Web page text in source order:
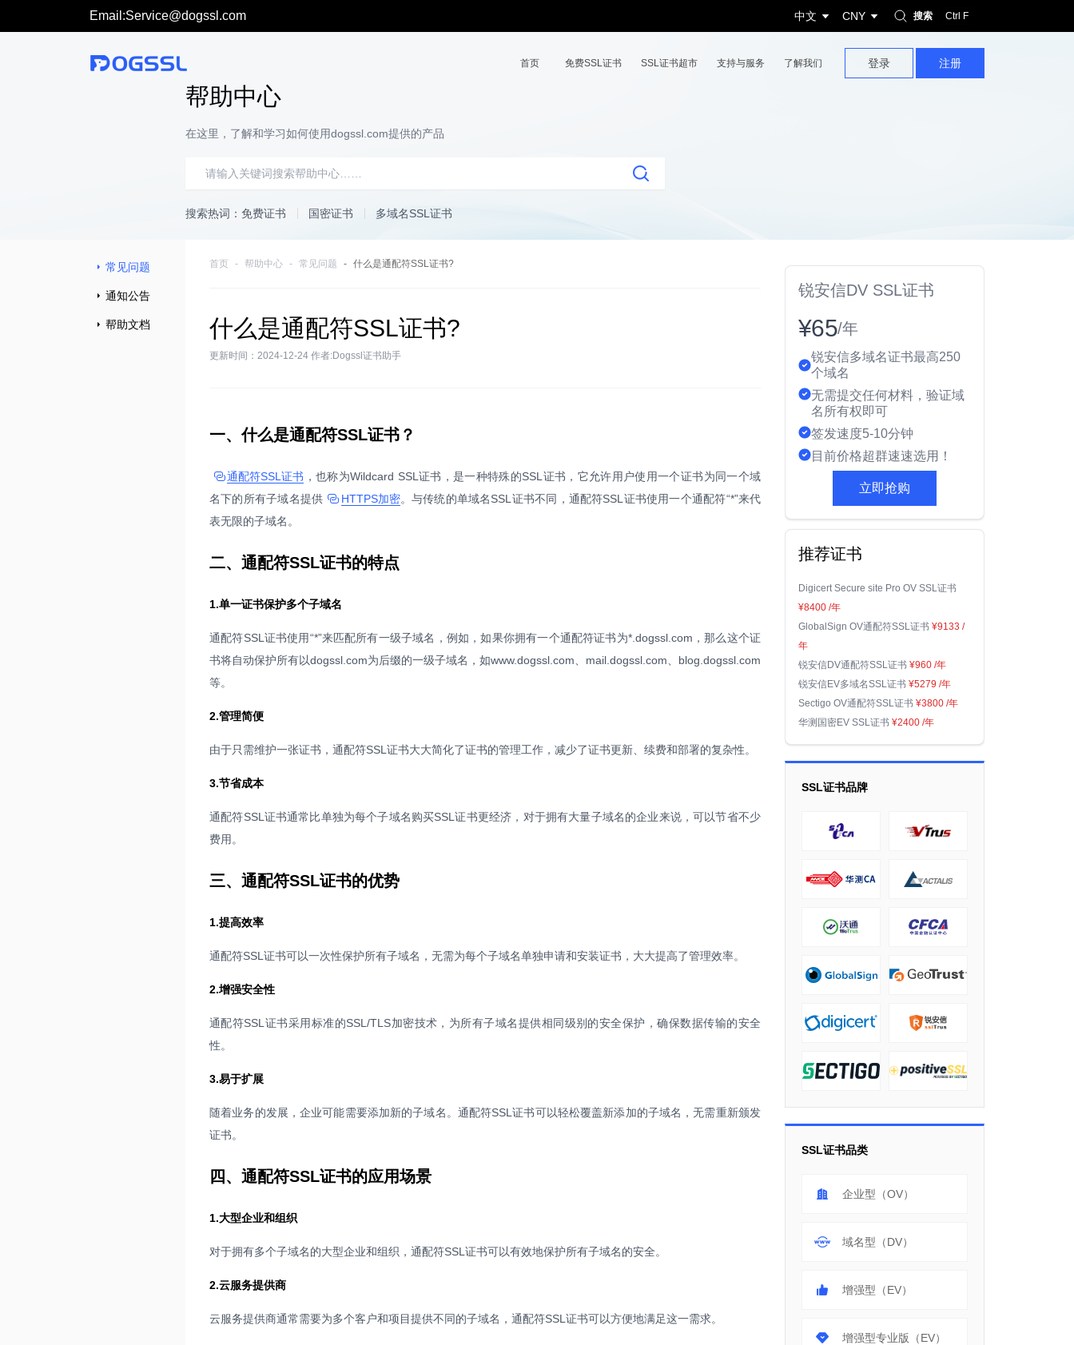
Email:Service@dogssl.com 中文 CNY 搜索 Ctrl F
首页 免费SSL证书 SSL证书超市 支持与服务 了解我们 登录 注册
帮助中心
在这里，了解和学习如何使用dogssl.com提供的产品
搜索热词： 免费证书 国密证书 多域名SSL证书
常见问题
通知公告
帮助文档
首页 帮助中心 常见问题 什么是通配符SSL证书?
什么是通配符SSL证书?
更新时间：2024-12-24 作者:Dogssl证书助手
一、什么是通配符SSL证书？
通配符SSL证书 ，也称为Wildcard SSL证书，是一种特殊的SSL证书，它允许用户使用一个证书为同一个域
名下的所有子域名提供
HTTPS加密。与传统的单域名SSL证书不同，通配符SSL证书使用一个通配符“*”来代
表无限的子域名。
二、通配符SSL证书的特点
1.单一证书保护多个子域名
通配符SSL证书使用“*”来匹配所有一级子域名，例如，如果你拥有一个通配符证书为*.dogssl.com，那么这个证
书将自动保护所有以dogssl.com为后缀的一级子域名，如www.dogssl.com、mail.dogssl.com、blog.dogssl.com
等。
2.管理简便
由于只需维护一张证书，通配符SSL证书大大简化了证书的管理工作，减少了证书更新、续费和部署的复杂性。
3.节省成本
通配符SSL证书通常比单独为每个子域名购买SSL证书更经济，对于拥有大量子域名的企业来说，可以节省不少
费用。
三、通配符SSL证书的优势
1.提高效率
通配符SSL证书可以一次性保护所有子域名，无需为每个子域名单独申请和安装证书，大大提高了管理效率。
2.增强安全性
通配符SSL证书采用标准的SSL/TLS加密技术，为所有子域名提供相同级别的安全保护，确保数据传输的安全
性。
3.易于扩展
随着业务的发展，企业可能需要添加新的子域名。通配符SSL证书可以轻松覆盖新添加的子域名，无需重新颁发
证书。
四、通配符SSL证书的应用场景
1.大型企业和组织
对于拥有多个子域名的大型企业和组织，通配符SSL证书可以有效地保护所有子域名的安全。
2.云服务提供商
云服务提供商通常需要为多个客户和项目提供不同的子域名，通配符SSL证书可以方便地满足这一需求。
锐安信DV SSL证书
¥65/年
锐安信多域名证书最高250
个域名
无需提交任何材料，验证域
名所有权即可
签发速度5-10分钟
目前价格超群速速选用！
立即抢购
推荐证书
Digicert Secure site Pro OV SSL证书
¥8400 /年
GlobalSign OV通配符SSL证书 ¥9133 /
年
锐安信DV通配符SSL证书 ¥960 /年
锐安信EV多域名SSL证书 ¥5279 /年
Sectigo OV通配符SSL证书 ¥3800 /年
华测国密EV SSL证书 ¥2400 /年
SSL证书品牌
SSL证书品类
企业型（OV）
域名型（DV）
增强型（EV）
增强型专业版（EV）